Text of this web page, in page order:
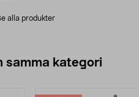
alla produkter
samma kategori